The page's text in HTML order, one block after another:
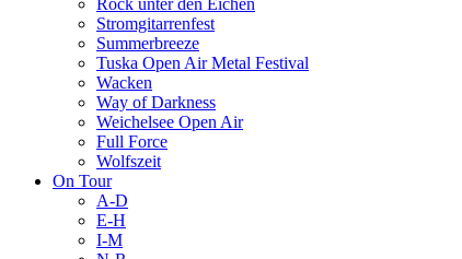
Rock unter den Eichen
Stromgitarrenfest
Summerbreeze
Tuska Open Air Metal Festival
Wacken
Way of Darkness
Weichelsee Open Air
Full Force
Wolfszeit
On Tour
A-D
E-H
I-M